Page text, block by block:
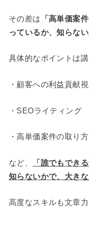
その差は 「高単価案
っているか、知らない
具体的なポイントは
・顧客への利益貢献
・SEOライティング
・高単価案件の取り方
など、
「誰でもでき
知らないかで、大きな
高度なスキルも文章力